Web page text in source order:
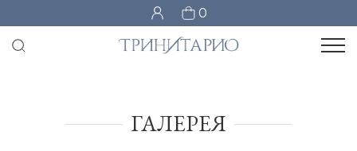
0
ГАЛЕРЕЯ